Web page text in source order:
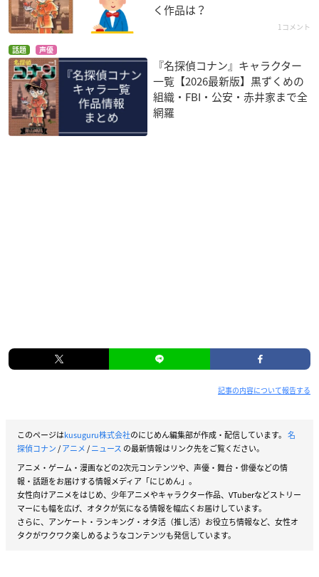
く作品は？
1コメント
話題 声優
『名探偵コナン』キャラクター
一覧【2026最新版】黒ずくめの
組織・FBI・公安・赤井家まで全
網羅
記事の内容について報告する
このページはkusuguru株式会社のにじめん編集部が作成・配信しています。 名
探偵コナン/アニメ/ニュース の最新情報はリンク先をご覧ください。
アニメ・ゲーム・漫画などの2次元コンテンツや、声優・舞台・俳優などの情
報・話題をお届けする情報メディア「にじめん」。
女性向けアニメをはじめ、少年アニメやキャラクター作品、VTuberなどストリー
マーにも幅を広げ、オタクが気になる情報を幅広くお届けしています。
さらに、アンケート・ランキング・オタ活（推し活）お役立ち情報など、女性オ
タクがワクワク楽しめるようなコンテンツも発信しています。